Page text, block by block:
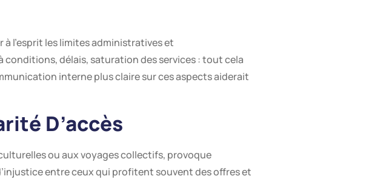
l’esprit les limites administratives et
délais, saturation des services : tout cela
interne plus claire sur ces aspects aiderait
D’accès
ou aux voyages collectifs, provoque
entre ceux qui profitent souvent des offres et